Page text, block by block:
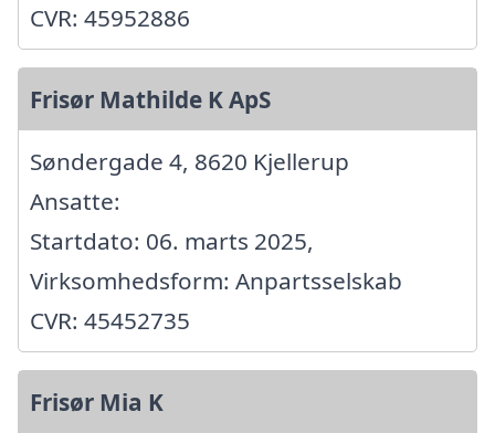
CVR: 45952886
Frisør Mathilde K ApS
Søndergade 4, 8620 Kjellerup
Ansatte:
Startdato: 06. marts 2025,
Virksomhedsform: Anpartsselskab
CVR: 45452735
Frisør Mia K